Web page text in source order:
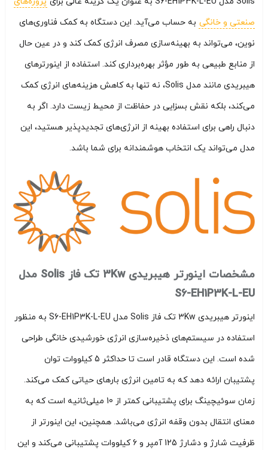
صنعتی و خانگی به حساب می‌آید. این دستگاه به کمک فناوری‌های
نوین، می‌تواند به بهینه‌سازی مصرف انرژی کمک کند و در عین حال
از منابع طبیعی به طور مؤثر بهره‌برداری کند. استفاده از اینورترهای
هیبریدی مانند مدل Solis، نه تنها به کاهش هزینه‌های انرژی کمک
می‌کند، بلکه نقش بسزایی در حفاظت از محیط زیست دارد. اگر به
دنبال راهی برای استفاده بهینه از انرژی‌های تجدیدپذیر هستید، این
مدل می‌تواند یک انتخاب هوشمندانه برای شما باشد.
مشخصات اینورتر هیبریدی 3Kw تک فاز Solis مدل
S6-EH1P3K-L-EU
اینورتر هیبریدی 3Kw تک فاز Solis مدل S6-EH1P3K-L-EU به منظور
استفاده در سیستم‌های ذخیره‌سازی انرژی خورشیدی خانگی طراحی
شده است. این دستگاه قادر است تا حداکثر 5 کیلووات توان
پشتیبان ارائه دهد که به تامین انرژی بارهای حیاتی کمک می‌کند.
زمان سوئیچینگ برای پشتیبانی کمتر از 10 میلی‌ثانیه است که به
معنای انتقال بدون وقفه انرژی می‌باشد. همچنین، این اینورتر از
ظرفیت شارژ و دشارژ 125 آمپر و 6 کیلووات پشتیبانی می‌کند و این